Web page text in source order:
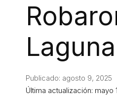
Última actualización: mayo
Publicado: agosto 9, 2025